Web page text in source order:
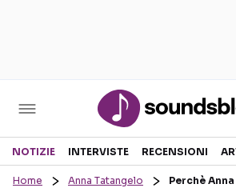
Sezioni
NOTIZIE INTERVISTE RECENSIONI
Home Anna Tatangelo Perchè